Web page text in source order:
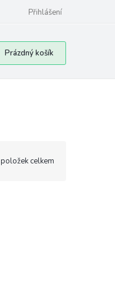
Přihlášení
Nákupní
košík
Prázdný košík
položek celkem